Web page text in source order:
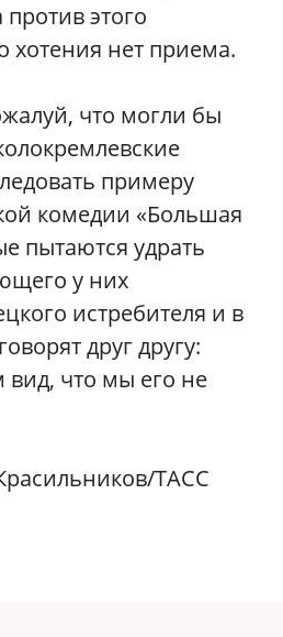
этого
хотения нет приема.
что могли бы
примеру
комедии «Большая
пытаются удрать
у них
истребителя и в
друг другу:
вид, что мы его не
ТАСС